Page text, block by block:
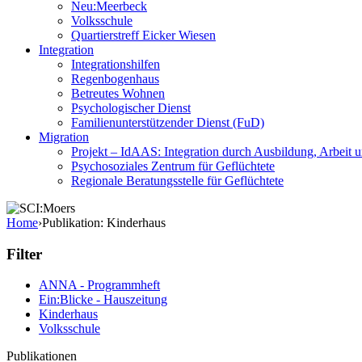
Neu:Meerbeck
Volksschule
Quartierstreff Eicker Wiesen
Integration
Integrationshilfen
Regenbogenhaus
Betreutes Wohnen
Psychologischer Dienst
Familienunterstützender Dienst (FuD)
Migration
Projekt – IdAAS: Integration durch Ausbildung, Arbeit
Psychosoziales Zentrum für Geflüchtete
Regionale Beratungsstelle für Geflüchtete
Home›Publikation: Kinderhaus
Filter
ANNA - Programmheft
Ein:Blicke - Hauszeitung
Kinderhaus
Volksschule
Publikationen